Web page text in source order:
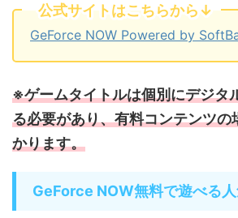
公式サイトはこちらから↓
GeForce NOW Powered by
※ゲームタイトルは個別にデジタ
る必要があり、有料コンテンツの
かります。
GeForce NOW無料で遊べる